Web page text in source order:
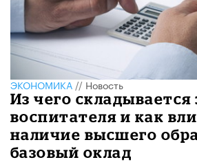
ЭКОНОМИКА//Новость
Из чего складывается
воспитателя и как
наличие высшего
базовый оклад